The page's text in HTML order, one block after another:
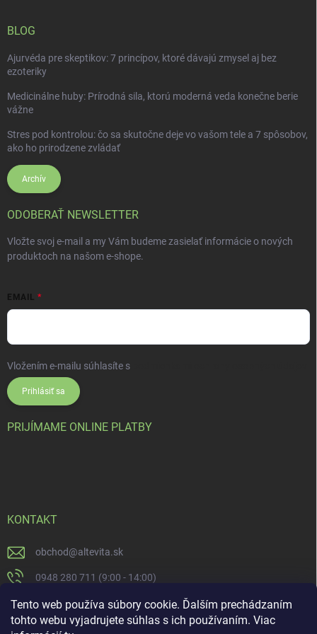
Tento web používa súbory cookie. Ďalším prechádzaním
tohto webu vyjadrujete súhlas s ich používaním. Viac
BLOG
Ajurvéda pre skeptikov: 7 princípov, ktoré dávajú zmysel aj bez
ezoteriky
Medicinálne huby: Prírodná sila, ktorú moderná veda konečne berie
vážne
Stres pod kontrolou: čo sa skutočne deje vo vašom tele a 7 spôsobov,
ako ho prirodzene zvládať
Archív
ODOBERAŤ NEWSLETTER
Vložte svoj e-mail a my Vám budeme zasielať informácie o nových
produktoch na našom e-shope.
EMAIL
Vložením e-mailu súhlasíte s
Prihlásiť sa
PRIJÍMAME ONLINE PLATBY
KONTAKT
obchod@altevita.sk
0948 280 711 (9:00 - 14:00)
Altevita.sk
altevita